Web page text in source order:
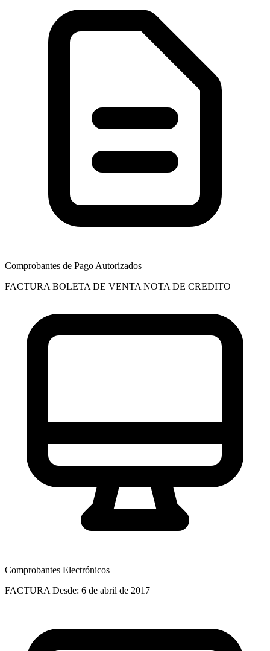
Comprobantes de Pago Autorizados
FACTURA BOLETA DE VENTA NOTA DE CREDITO
Comprobantes Electrónicos
FACTURA Desde: 6 de abril de 2017